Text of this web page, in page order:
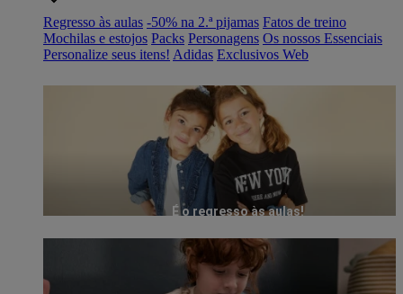
Regresso às aulas -50% na 2.ª pijamas Fatos de treino
Mochilas e estojos Packs Personagens Os nossos Essenciais
Personalize seus itens! Adidas Exclusivos Web
É o regresso às aulas!